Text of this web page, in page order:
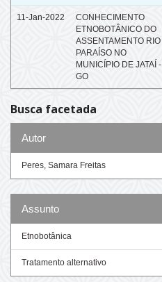
11-Jan-2022
CONHECIMENTO
ETNOBOTÂNICO DO
ASSENTAMENTO RIO
PARAÍSO NO
MUNICÍPIO DE JATAÍ -
GO
Busca facetada
Autor
Peres, Samara Freitas
Assunto
Etnobotânica
Tratamento alternativo